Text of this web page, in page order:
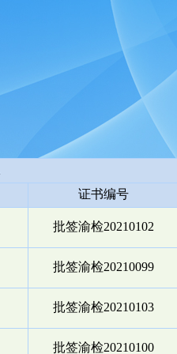
证书编号
批签渝检20210102
批签渝检20210099
批签渝检20210103
批签渝检20210100